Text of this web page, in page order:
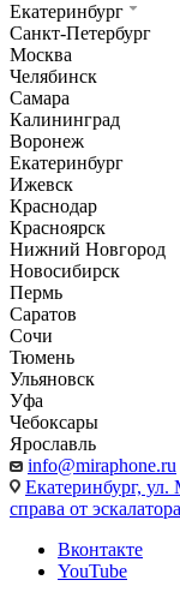
Екатеринбург
Санкт-Петербург
Москва
Челябинск
Самара
Калининград
Воронеж
Екатеринбург
Ижевск
Краснодар
Красноярск
Нижний Новгород
Новосибирск
Пермь
Саратов
Сочи
Тюмень
Ульяновск
Уфа
Чебоксары
Ярославль
info@miraphone.ru
Екатеринбург, ул.
справа от
Вконтакте
YouTube